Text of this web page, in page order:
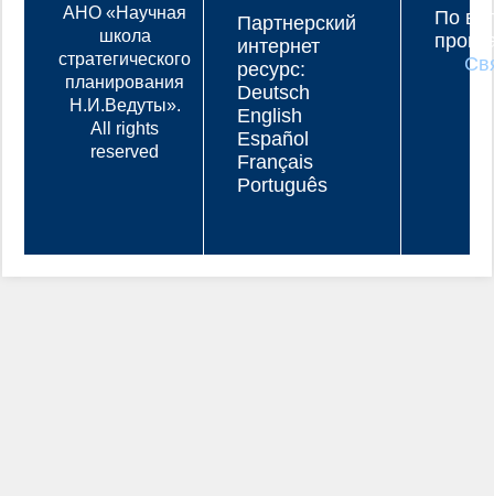
АНО «Научная
школа
стратегического
планирования
Н.И.Ведуты».
All rights
reserved
Партнерский
интернет
ресурс:
Deutsch
English
Español
Français
Português
По